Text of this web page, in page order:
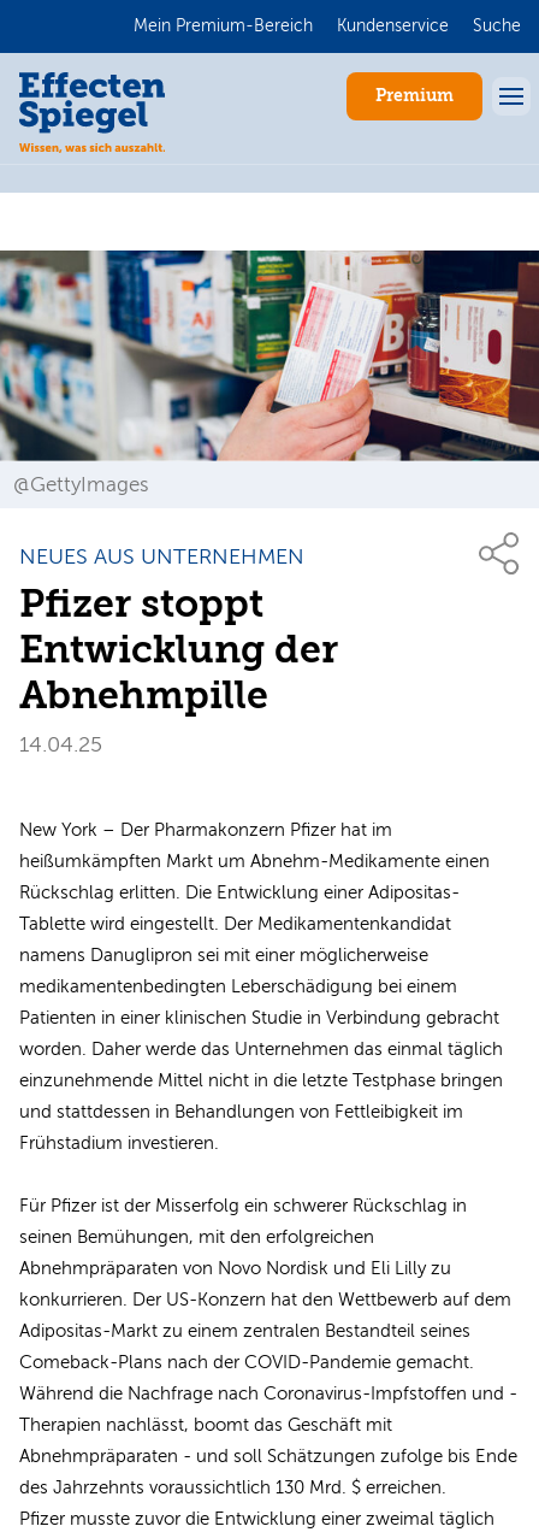
Mein Premium-Bereich Kundenservice Suche
Premium
@GettyImages
NEUES AUS UNTERNEHMEN
Pfizer stoppt
Entwicklung der
Abnehmpille
14.04.25
New York – Der Pharmakonzern Pfizer hat im
heißumkämpften Markt um Abnehm-Medikamente einen
Rückschlag erlitten. Die Entwicklung einer Adipositas-
Tablette wird eingestellt. Der Medikamentenkandidat
namens Danuglipron sei mit einer möglicherweise
medikamentenbedingten Leberschädigung bei einem
Patienten in einer klinischen Studie in Verbindung gebracht
worden. Daher werde das Unternehmen das einmal täglich
einzunehmende Mittel nicht in die letzte Testphase bringen
und stattdessen in Behandlungen von Fettleibigkeit im
Frühstadium investieren.
Für Pfizer ist der Misserfolg ein schwerer Rückschlag in
seinen Bemühungen, mit den erfolgreichen
Abnehmpräparaten von Novo Nordisk und Eli Lilly zu
konkurrieren. Der US-Konzern hat den Wettbewerb auf dem
Adipositas-Markt zu einem zentralen Bestandteil seines
Comeback-Plans nach der COVID-Pandemie gemacht.
Während die Nachfrage nach Coronavirus-Impfstoffen und -
Therapien nachlässt, boomt das Geschäft mit
Abnehmpräparaten - und soll Schätzungen zufolge bis Ende
des Jahrzehnts voraussichtlich 130 Mrd. $ erreichen.
Pfizer musste zuvor die Entwicklung einer zweimal täglich
Anmelden